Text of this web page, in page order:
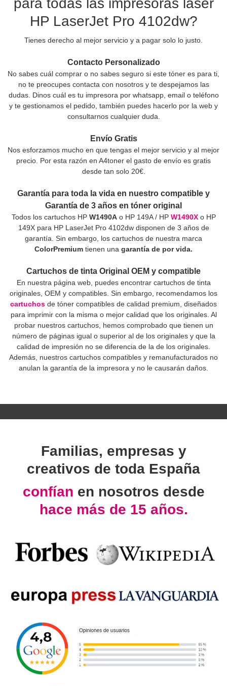
para todas las impresoras láser
HP LaserJet Pro 4102dw?
Tienes derecho al mejor servicio y a pagar solo lo justo.
Contacto Personalizado
No sabes cuál comprar o no sabes seguro si este tóner es para ti,
no te preocupes contacta con nosotros y te despejamos las
dudas. Dinos cuál es tu impresora por whatsapp, email o teléfono
y te gestionamos el pedido, también puedes hacerlo por la web y
consultarnos cualquier duda.
Envío Gratis
Nos esforzamos mucho en que tengas el mejor servicio y al mejor
precio. Por esta razón en A4toner el gasto de envío es gratis
desde tan solo 20€.
Garantía para toda la vida en nuestro compatible y
Garantía de 3 años en tóner original
Todos los cartuchos HP W1490Ao HP 149A / HP W1490Xo HP
149X para HP LaserJet Pro 4102dw disponen de 3 años de
garantía. Sin embargo, los cartuchos de nuestra marca
ColorPremium tienen una garantía de por vida.
Cartuchos de tinta Original OEM y compatible
En nuestra página web, puedes encontrar cartuchos de tinta
originales, OEM y compatibles. Sin embargo, recomendamos los
cartuchos de tóner compatibles de calidad premium, diseñados
para imprimir con la misma o mejor calidad que los originales. Al
probar nuestros cartuchos, hemos comprobado que tienen un
número de páginas igual o superior al de los originales y que la
calidad de impresión no se diferencia de la de los originales.
Además, nuestros cartuchos compatibles y remanufacturados no
anulan la garantía de la impresora y no le causarán daños.
Familias, empresas y
creativos de toda España
confían en nosotros desde
hace más de 15 años.